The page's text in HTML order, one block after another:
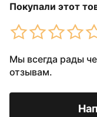
Покупали этот
Мы всегда рады
отзывам.